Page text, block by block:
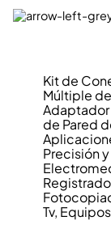
Kit de
Múltiple
Adaptador
de Pared
Precisión
Tv,